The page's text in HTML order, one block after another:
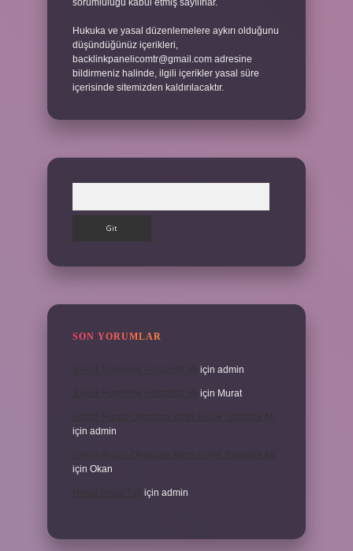
sorumluluğu kabul etmiş sayılırlar.
Hukuka ve yasal düzenlemelere aykırı olduğunu
düşündüğünüz içerikleri,
backlinkpanelicomtr@gmail.com adresine
bildirmeniz halinde, ilgili içerikler yasal süre
içerisinde sitemizden kaldırılacaktır.
SON YORUMLAR
için admin
için Murat
için admin
için Okan
için admin